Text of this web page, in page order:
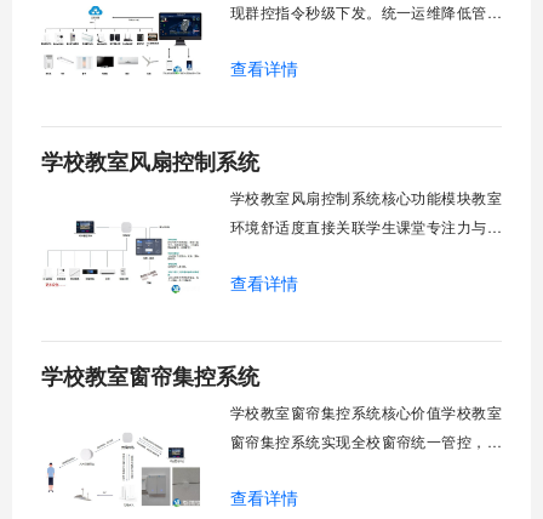
现群控指令秒级下发。统一运维降低管理
巡检盲区。保障教学环境温湿度适宜。数
块清单：远程集中控制。智能定时调度。
环境自适应调节。能耗监测统计。故障预
警诊断。权限分级管理。一、远程集中控
制1.
查看详情
学校教室风扇控制系统
学校教室风扇控制系统核心功能模块教室
环境舒适度直接关联学生课堂专注力与学
领域，打造教室风扇控制系统，实现温度
分组联动、安全防护六大模块一体化运
行，为学校提供精细化风扇管理方案。
一、温度感知模块1.1 多点温度采集教
查看详情
学校教室窗帘集控系统
学校教室窗帘集控系统核心价值学校教室
窗帘集控系统实现全校窗帘统一管控，提
能化改造后，一键完成全校窗帘开合，节
查看详情